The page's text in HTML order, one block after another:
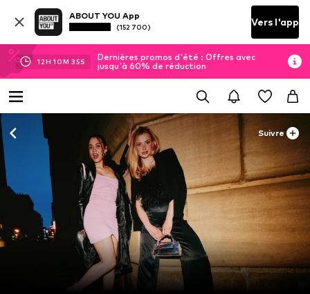
ABOUT YOU App
(152 700) Vers l'app
12H 10M 35S
Dernières promos d'été : Offres avec
jusqu'à 60% de réduction
Suivre